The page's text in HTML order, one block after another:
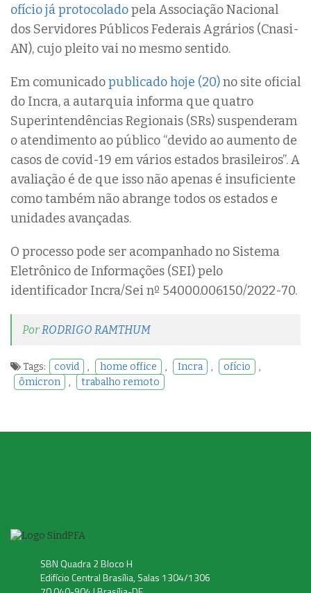
ofício já protocoladopela Associação Nacional
dos Servidores Públicos Federais Agrários (Cnasi-
AN), cujo pleito vai no mesmo sentido.
Em comunicadopublicado hoje (20)no site oficial
do Incra, a autarquia informa que quatro
Superintendências Regionais (SRs) suspenderam
o atendimento ao público “devido ao aumento de
casos de covid-19 em vários estados brasileiros”. A
avaliação é de que isso não apenas é insuficiente
como também não abrange todos os estados e
unidades avançadas.
O processo pode ser acompanhado no Sistema
Eletrônico de Informações (SEI) pelo
identificador Incra/Sei nº 54000.006150/2022-70.
Por RODRIGO RAMTHUM
Tags: covid , home office , Incra , ofício
,
ômicron
, trabalho remoto
SBN Quadra 2 Bloco H
Edifício Central Brasília, Salas 1304/1306